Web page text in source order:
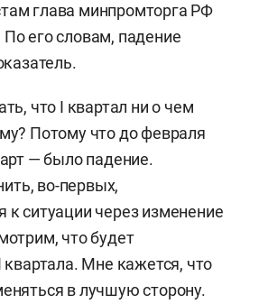
глава минпромторга РФ
По его словам, падение
что I квартал ни о чем
Потому что до февраля
— было падение.
во-первых,
к ситуации через изменение
что будет
квартала. Мне кажется, что
в лучшую сторону.